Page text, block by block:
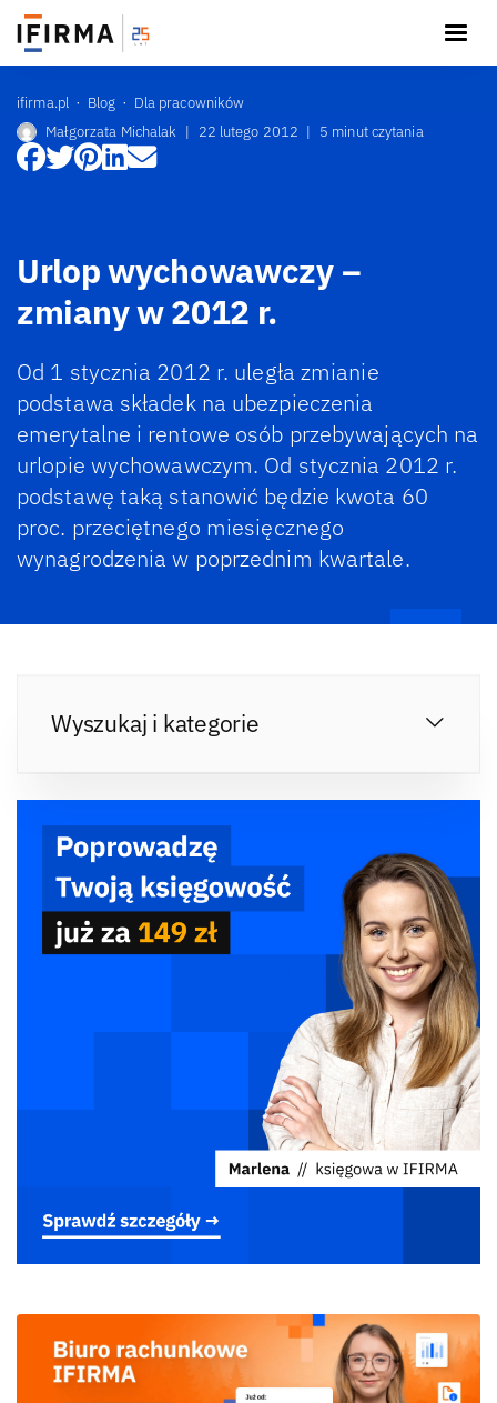
ifirma.pl Blog
Dla pracowników
Małgorzata Michalak | 22 lutego 2012 | 5 minut czytania
Urlop wychowawczy –
zmiany w 2012 r.
Od 1 stycznia 2012 r. uległa zmianie
podstawa składek na ubezpieczenia
emerytalne i rentowe osób przebywających na
urlopie wychowawczym. Od stycznia 2012 r.
podstawę taką stanowić będzie kwota 60
proc. przeciętnego miesięcznego
wynagrodzenia w poprzednim kwartale.
Wyszukaj i kategorie